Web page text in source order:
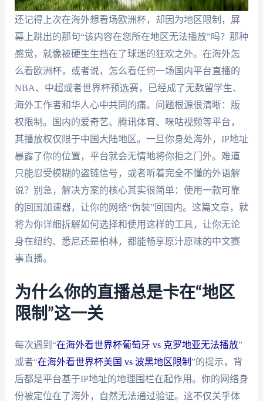
还记得上次在海外想看场欧洲杯，却因为地区限制，屏
幕上跳出的那句“该内容在您所在地区无法播放”吗？那种
感觉，就像被硬生生挡在了球迷的狂欢之外。在海外怎
么看欧洲杯，或者说，怎么看任何一场国内平台直播的
NBA、中超或者世界杯预选赛，已经成了无数留学生、
海外工作者和华人心中共同的痛。问题根源很清晰：版
权限制。国内的爱奇艺、腾讯体育、咪咕视频等平台，
其播放权仅限于中国大陆地区。一旦你身处海外，IP地址
暴露了你的位置，平台就会无情地将你拒之门外。难道
只能忍受模糊的盗链信号，或者听着完全不懂的外语解
说？别急，解决方案的核心其实很简单：使用一款可靠
的回国加速器，让你的网络“伪装”回国内。这篇文章，就
将为你详细拆解如何选择和使用这样的工具，让你无论
身在纽约、悉尼还是柏林，都能畅享原汁原味的中文赛
事直播。
为什么你的直播总是卡在“地区
限制”这一关
每次遇到“在海外看世界杯葡萄牙 vs 克罗地亚无法播放”
或者“在海外看世界杯美国 vs 波黑地区限制 ”的提示，背
后都是平台基于IP地址的地理围栏在起作用。你的网络身
份被定位在了海外，自然无法通过验证。这不仅关乎体